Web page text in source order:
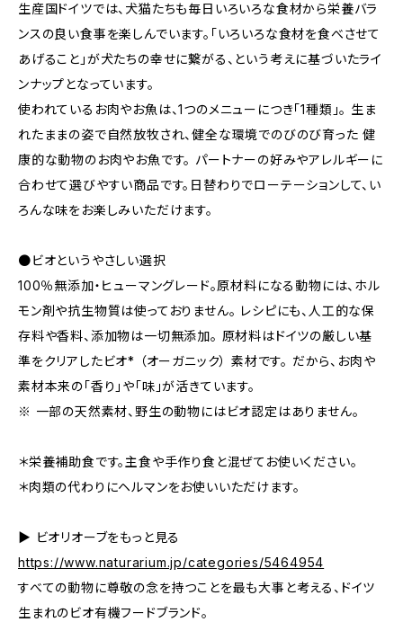
生産国ドイツでは、犬猫たちも毎日いろいろな食材から栄養バラ
ンスの良い食事を楽しんでいます。「いろいろな食材を食べさせて
あげること」が犬たちの幸せに繋がる、という考えに基づいたライ
ンナップとなっています。
使われているお肉やお魚は、1つのメニューにつき「1種類」。 生ま
れたままの姿で自然放牧され、健全な環境でのびのび育った 健
康的な動物のお肉やお魚です。 パートナーの好みやアレルギーに
合わせて選びやすい商品です。日替わりでローテーションして、い
ろんな味をお楽しみいただけます。
●ビオというやさしい選択
100％無添加・ヒューマングレード。原材料になる動物には、ホル
モン剤や抗生物質は使っておりません。 レシピにも、人工的な保
存料や香料、添加物は一切無添加。 原材料はドイツの厳しい基
準をクリアしたビオ* （オーガニック） 素材です。 だから、お肉や
素材本来の「香り」や「味」が活きています。
※ 一部の天然素材、野生の動物にはビオ認定はありません。
＊栄養補助食です。主食や手作り食と混ぜてお使いください。
＊肉類の代わりにヘルマンをお使いいただけます。
▶︎ ビオリオーブをもっと見る
https://www.naturarium.jp/categories/5464954
すべての動物に尊敬の念を持つことを最も大事と考える、ドイツ
生まれのビオ有機フードブランド。